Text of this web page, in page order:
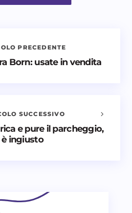
aggiunti nuovi
PRECEDENTE
Born: usate in vendita
SUCCESSIVO
e pure il parcheggio,
è ingiusto